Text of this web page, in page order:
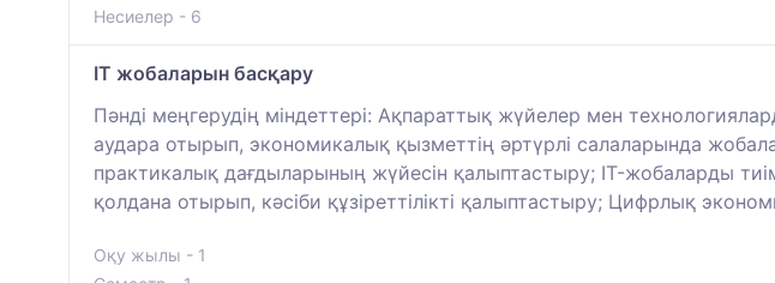
Несиелер - 6
IT жобаларын басқару
Пәнді меңгерудің міндеттері: Ақпараттық жүйелер мен
аудара отырып, экономикалық қызметтің әртүрлі салаларында
практикалық дағдыларының жүйесін қалыптастыру; IT-жобаларды
қолдана отырып, кәсіби құзіреттілікті қалыптастыру; Цифрлық
Оқу жылы - 1